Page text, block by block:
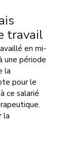
travail
en mi-
une période
la
pour le
ce salarié
la